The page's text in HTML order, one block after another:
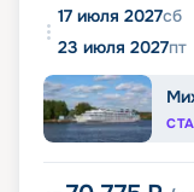
17 июля 2027сб
23 июля 2027пт